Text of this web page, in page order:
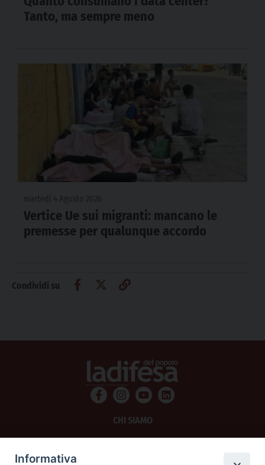
Tanto, ma sempre meno
Vertice Ue sui migranti: mancano le
premesse per qualunque accordo
Condividi su
CHI SIAMO
Informativa